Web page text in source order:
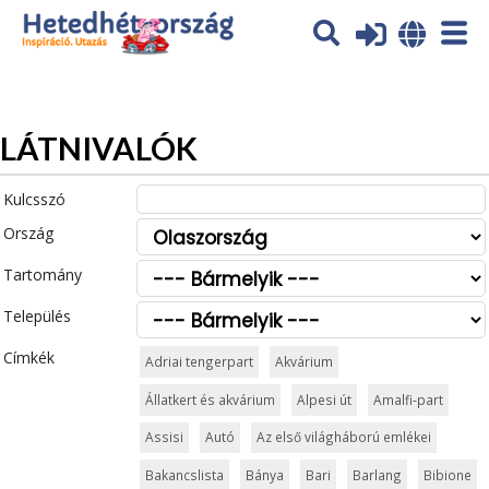
Az oldal sütiket (cookies) használ. További tájékoztatás itt:
Adatvédelmi tájékoztató
LÁTNIVALÓK
Kulcsszó
Ország
Tartomány
Település
Címkék
Adriai tengerpart Akvárium
Állatkert és akvárium Alpesi út Amalfi-part
Assisi Autó Az első világháború emlékei
Bakancslista Bánya Bari Barlang Bibione